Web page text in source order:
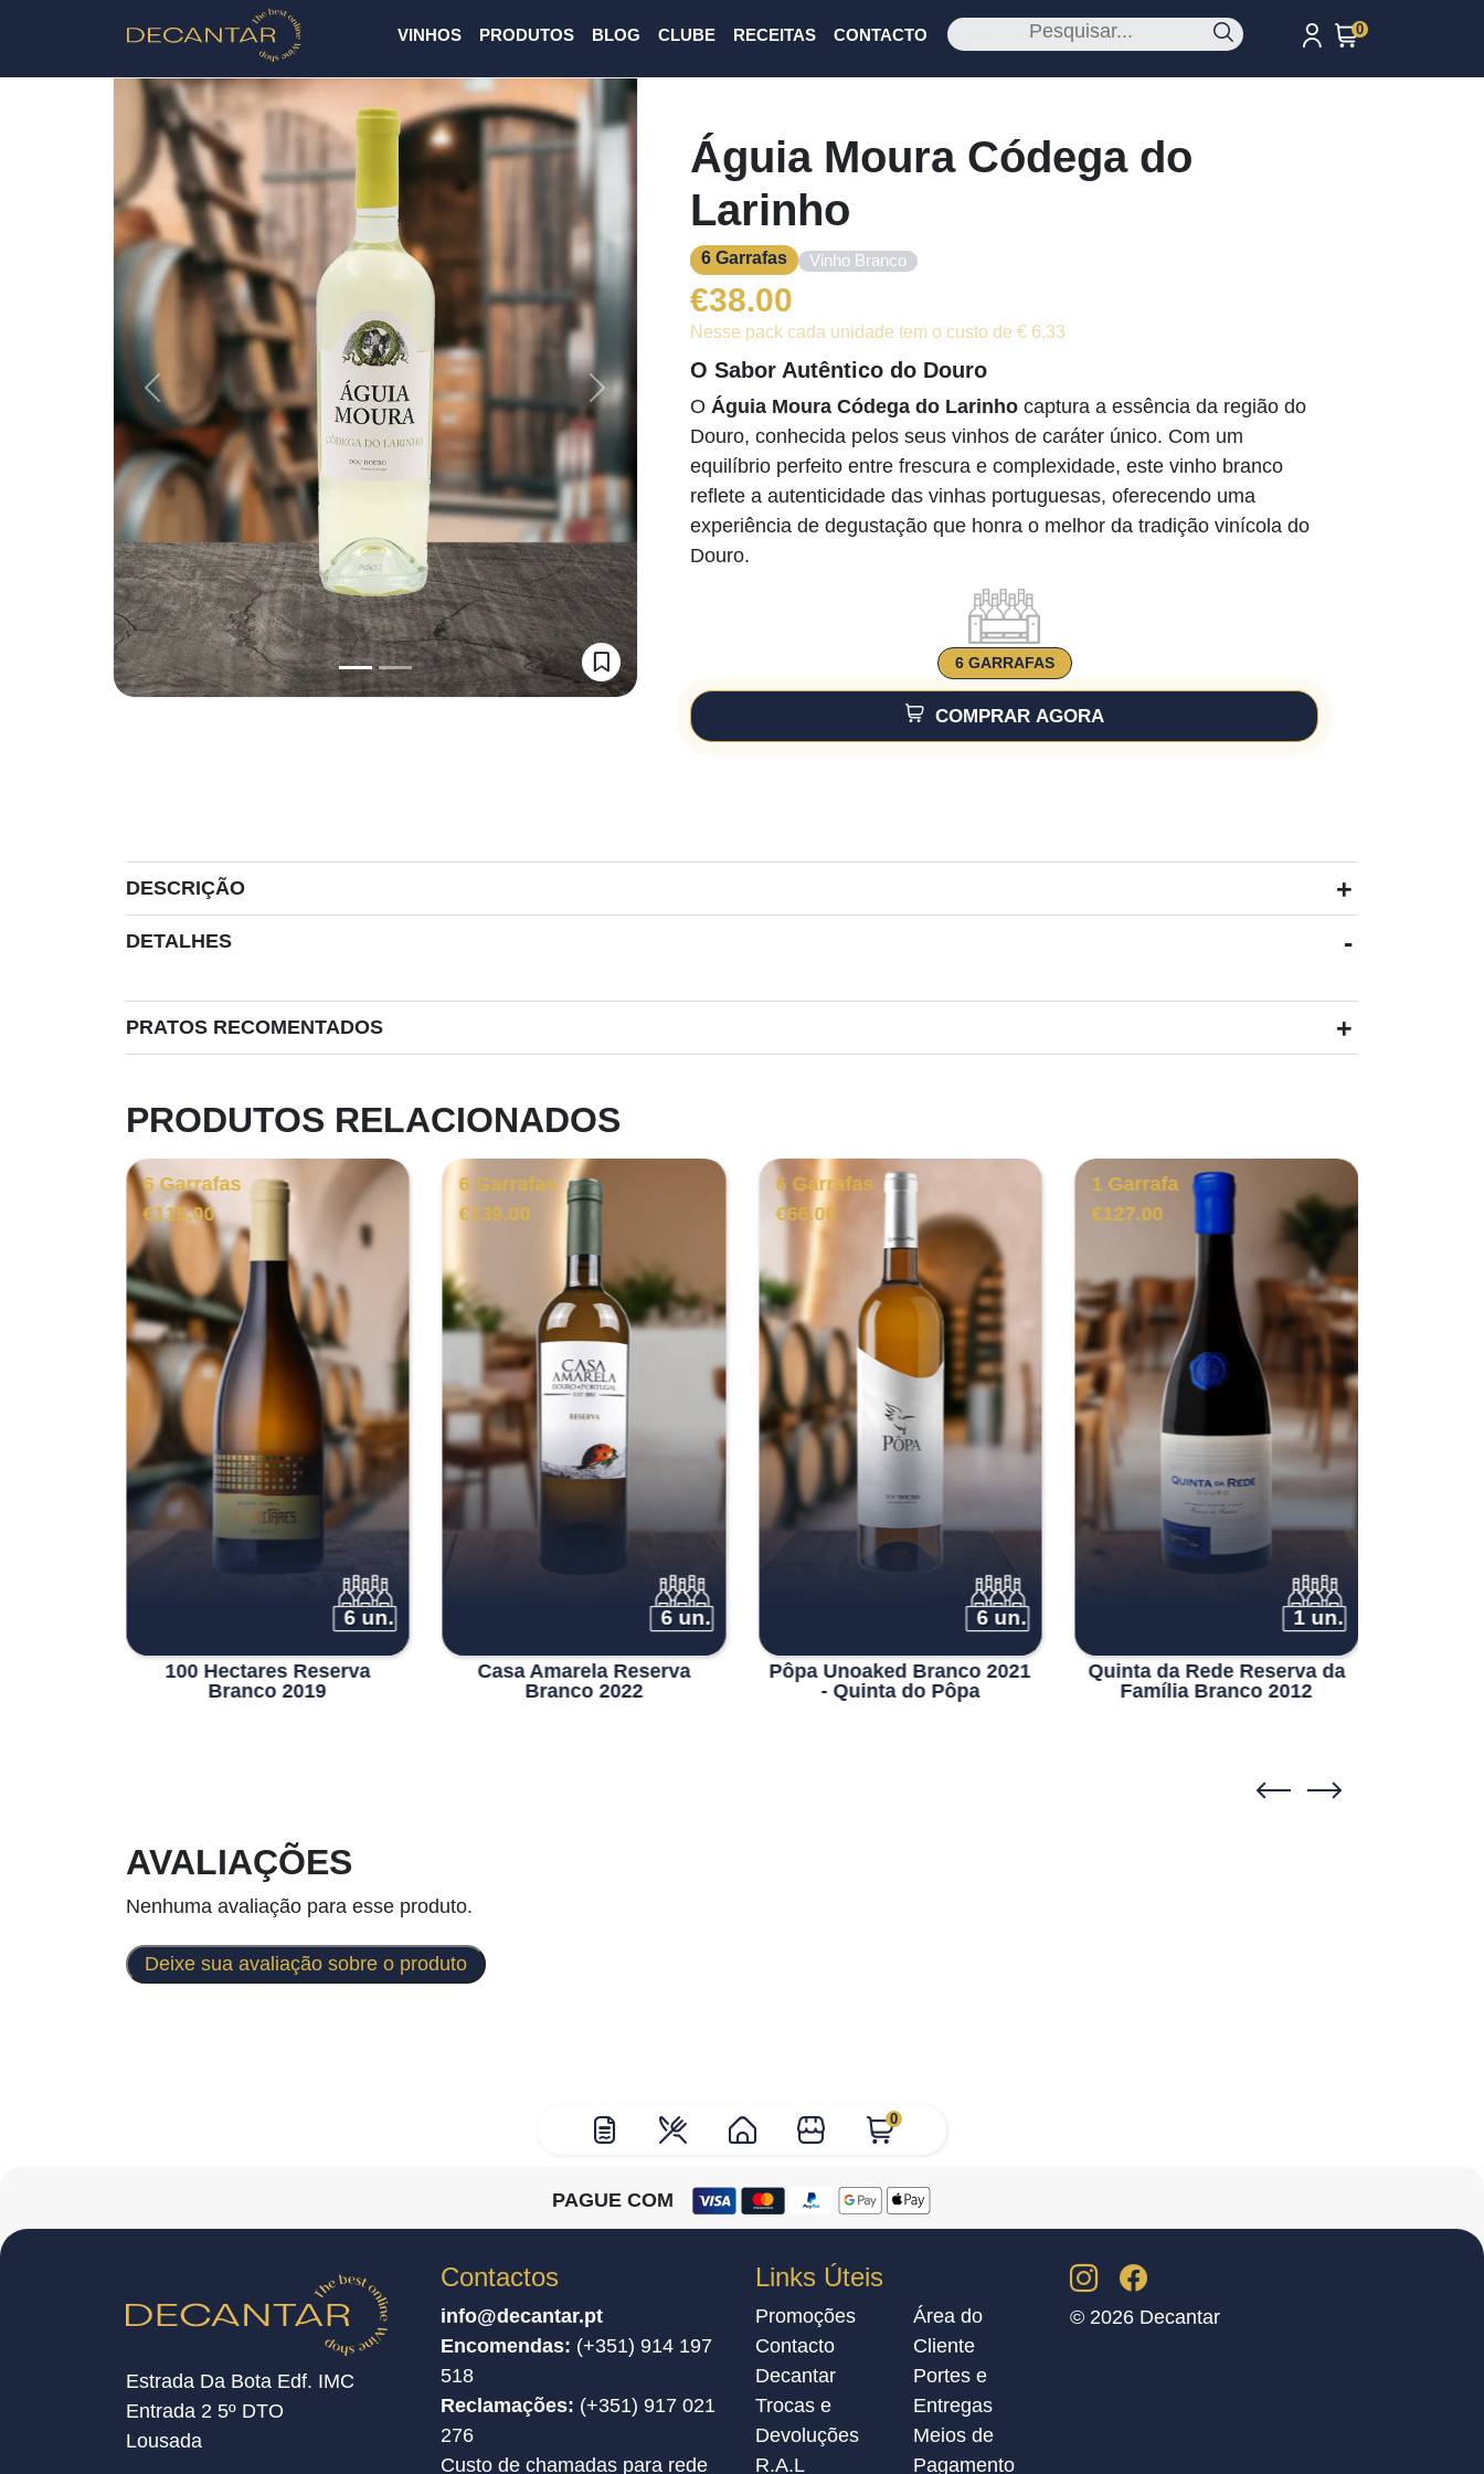
VINHOS PRODUTOS BLOG CLUBE RECEITAS CONTACTO 0
0
Previous Next
Águia Moura Códega do
Larinho
6 Garrafas Vinho Branco
€38.00
Nesse pack cada unidade tem o custo de € 6.33
O Sabor Autêntico do Douro
O Águia Moura Códega do Larinho captura a essência da região do
Douro, conhecida pelos seus vinhos de caráter único. Com um
equilíbrio perfeito entre frescura e complexidade, este vinho branco
reflete a autenticidade das vinhas portuguesas, oferecendo uma
experiência de degustação que honra o melhor da tradição vinícola do
Douro.
6 GARRAFAS
COMPRAR AGORA
DESCRIÇÃO +
DETALHES -
PRATOS RECOMENTADOS +
PRODUTOS RELACIONADOS
6 Garrafas
€115.00
6 un.
100 Hectares Reserva
Branco 2019
6 Garrafas
€139.00
6 un.
Casa Amarela Reserva
Branco 2022
6 Garrafas
€66.00
6 un.
Pôpa Unoaked Branco 2021
- Quinta do Pôpa
1 Garrafa
€127.00
1 un.
Quinta da Rede Reserva da
Família Branco 2012
AVALIAÇÕES
Nenhuma avaliação para esse produto.
Deixe sua avaliação sobre o produto
PAGUE COM
Estrada Da Bota Edf. IMC
Entrada 2 5º DTO
Lousada
Contactos
info@decantar.pt
Encomendas: (+351) 914 197
518
Reclamações: (+351) 917 021
276
Custo de chamadas para rede
Links Úteis
Promoções
Contacto
Decantar
Trocas e
Devoluções
R.A.L
Área do
Cliente
Portes e
Entregas
Meios de
Pagamento
© 2026 Decantar